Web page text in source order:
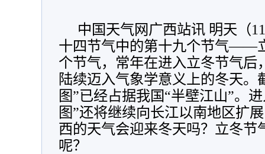
中国天气网广西站讯 明天（
十四节气中的第十九个节气——
个节气，常年在进入立冬节气后
陆续迈入气象学意义上的冬天。
图”已经占据我国“半壁江山”。
图”还将继续向长江以南地区扩
西的天气会迎来冬天吗？立冬节
呢？